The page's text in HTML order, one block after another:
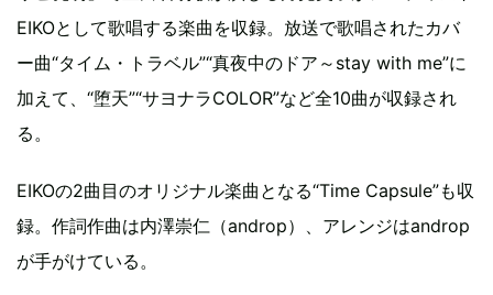
EIKOとして歌唱する楽曲を収録。放送で歌唱されたカバ
ー曲“タイム・トラベル”“真夜中のドア～stay with me”に
加えて、“堕天”“サヨナラCOLOR”など全10曲が収録され
る。
EIKOの2曲目のオリジナル楽曲となる“Time Capsule”も収
録。作詞作曲は内澤崇仁（androp）、アレンジはandrop
が手がけている。